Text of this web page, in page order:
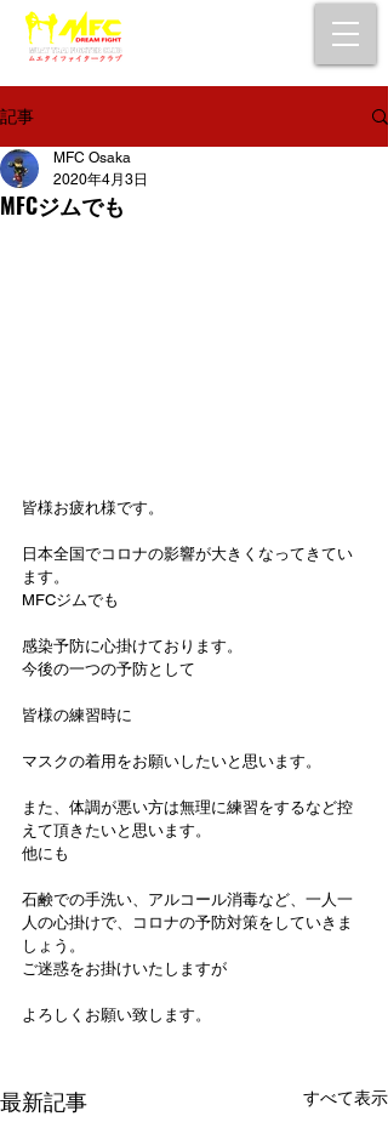
記事
MFCジムでも
MFC Osaka
2020年4月3日
皆様お疲れ様です。
日本全国でコロナの影響が大きくなってきてい
ます。
MFCジムでも
感染予防に心掛けております。
今後の一つの予防として
皆様の練習時に
マスクの着用をお願いしたいと思います。
また、体調が悪い方は無理に練習をするなど控
えて頂きたいと思います。
他にも
石鹸での手洗い、アルコール消毒など、一人一
人の心掛けで、コロナの予防対策をしていきま
しょう。
ご迷惑をお掛けいたしますが
よろしくお願い致します。
最新記事 すべて表示